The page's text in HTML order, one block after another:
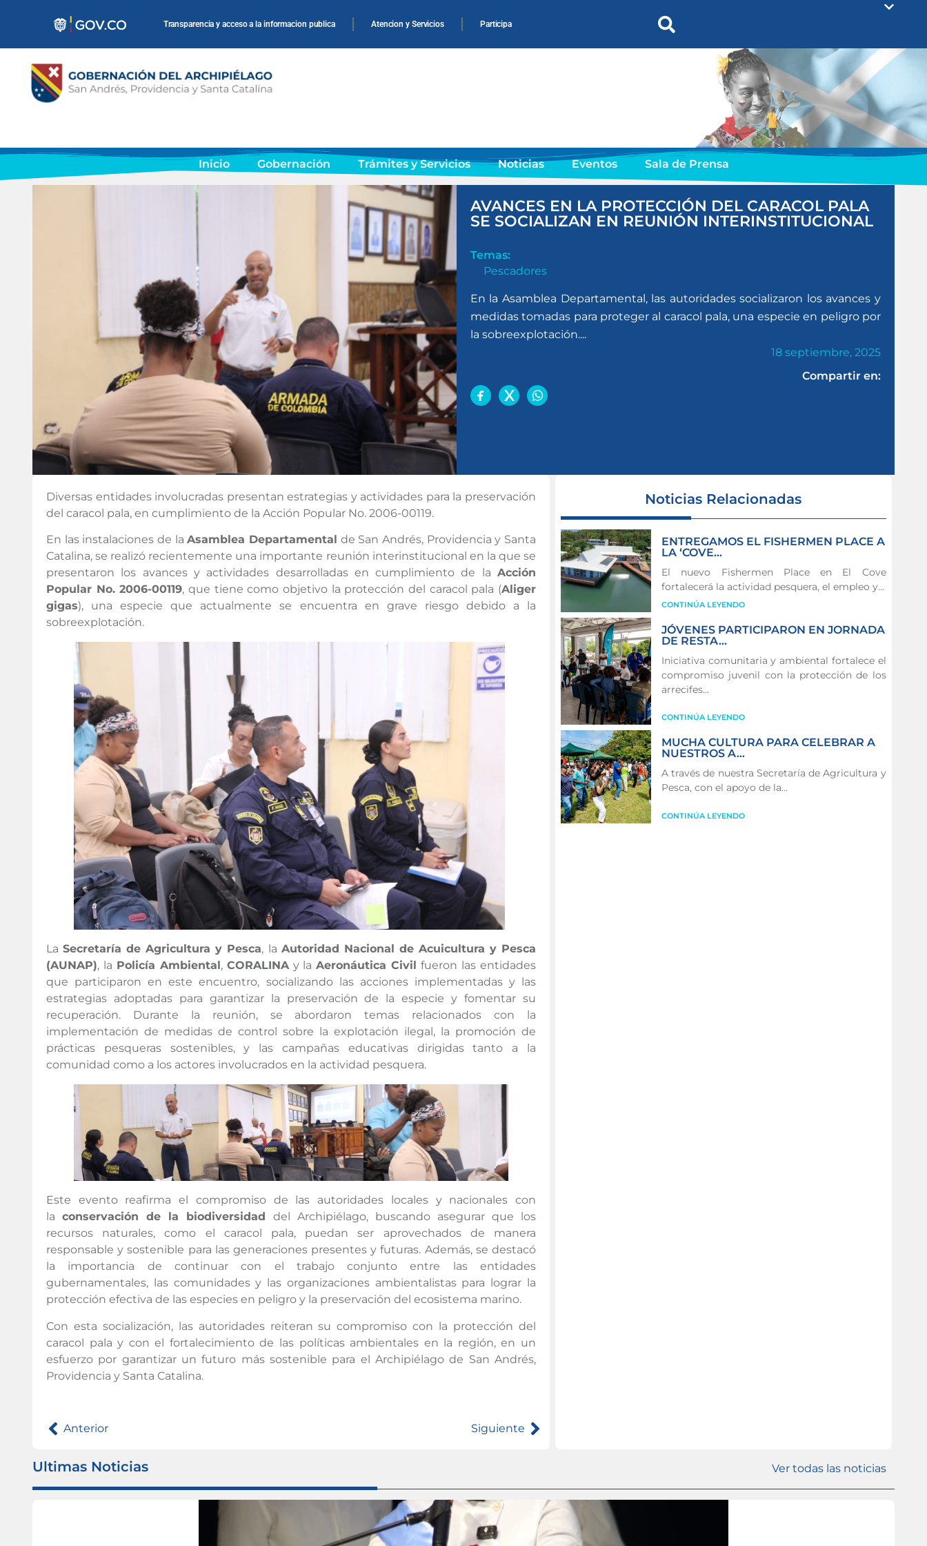
Transparencia y acceso a la informacion publica Atencion y Servicios Participa
Inicio Gobernación Trámites y Servicios Noticias Eventos Sala de Prensa
AVANCES EN LA PROTECCIÓN DEL CARACOL PALA
SE SOCIALIZAN EN REUNIÓN INTERINSTITUCIONAL
Temas:
Pescadores
En la Asamblea Departamental, las autoridades socializaron los avances y
medidas tomadas para proteger al caracol pala, una especie en peligro por
la sobreexplotación....
18 septiembre, 2025
Compartir en:
Diversas entidades involucradas presentan estrategias y actividades para la preservación
del caracol pala, en cumplimiento de la Acción Popular No. 2006-00119.
En las instalaciones de laAsamblea Departamental de San Andrés, Providencia y Santa
Catalina, se realizó recientemente una importante reunión interinstitucional en la que se
presentaron los avances y actividades desarrolladas en cumplimiento de la Acción
Popular No. 2006-00119, que tiene como objetivo la protección del caracol pala (Aliger
gigas), una especie que actualmente se encuentra en grave riesgo debido a la
sobreexplotación.
LaSecretaría de Agricultura y Pesca, la Autoridad Nacional de Acuicultura y Pesca
(AUNAP), la Policía Ambiental , CORALINAy laAeronáutica Civil
fueron las entidades
que participaron en este encuentro, socializando las acciones implementadas y las
estrategias adoptadas para garantizar la preservación de la especie y fomentar su
recuperación. Durante la reunión, se abordaron temas relacionados con la
implementación de medidas de control sobre la explotación ilegal, la promoción de
prácticas pesqueras sostenibles, y las campañas educativas dirigidas tanto a la
comunidad como a los actores involucrados en la actividad pesquera.
Este evento reafirma el compromiso de las autoridades locales y nacionales con
laconservación de la biodiversidad
del Archipiélago, buscando asegurar que los
recursos naturales, como el caracol pala, puedan ser aprovechados de manera
responsable y sostenible para las generaciones presentes y futuras. Además, se destacó
la importancia de continuar con el trabajo conjunto entre las entidades
gubernamentales, las comunidades y las organizaciones ambientalistas para lograr la
protección efectiva de las especies en peligro y la preservación del ecosistema marino.
Con esta socialización, las autoridades reiteran su compromiso con la protección del
caracol pala y con el fortalecimiento de las políticas ambientales en la región, en un
esfuerzo por garantizar un futuro más sostenible para el Archipiélago de San Andrés,
Providencia y Santa Catalina.
Anterior Siguiente
Noticias Relacionadas
ENTREGAMOS EL FISHERMEN PLACE A
LA ‘COVE...
El nuevo Fishermen Place en El Cove
fortalecerá la actividad pesquera, el empleo y...
CONTINÚA LEYENDO
JÓVENES PARTICIPARON EN JORNADA
DE RESTA...
Iniciativa comunitaria y ambiental fortalece el
compromiso juvenil con la protección de los
arrecifes...
CONTINÚA LEYENDO
MUCHA CULTURA PARA CELEBRAR A
NUESTROS A...
A través de nuestra Secretaría de Agricultura y
Pesca, con el apoyo de la...
CONTINÚA LEYENDO
Ultimas Noticias Ver todas las noticias